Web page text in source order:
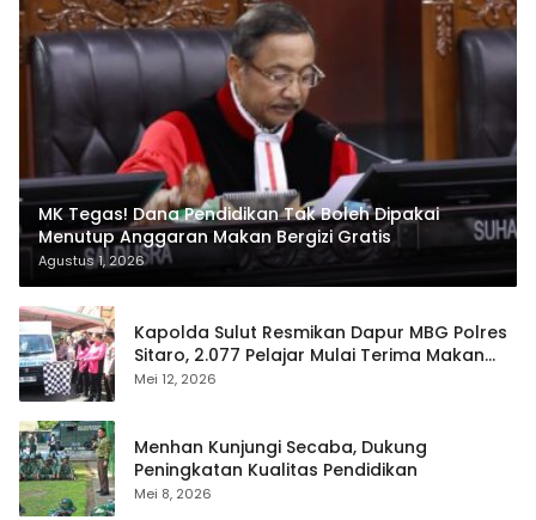
MK Tegas! Dana Pendidikan Tak Boleh Dipakai
Menutup Anggaran Makan Bergizi Gratis
Agustus 1, 2026
Kapolda Sulut Resmikan Dapur MBG Polres
Sitaro, 2.077 Pelajar Mulai Terima Makan
Gratis
Mei 12, 2026
Menhan Kunjungi Secaba, Dukung
Peningkatan Kualitas Pendidikan
Mei 8, 2026